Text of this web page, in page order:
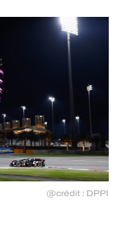
@crédit : DPPI